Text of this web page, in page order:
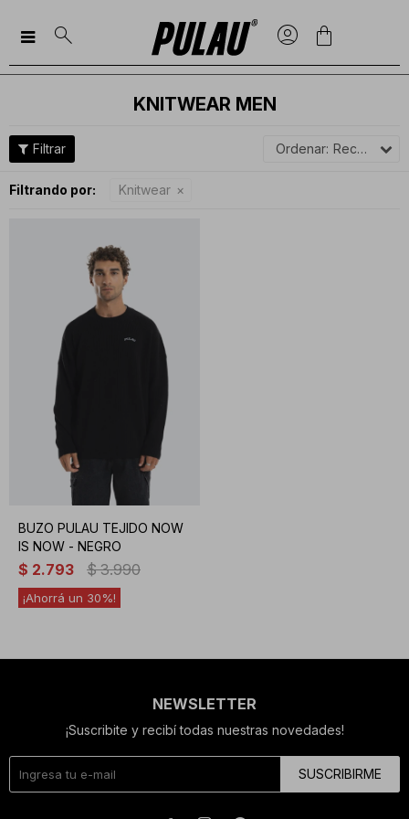

KNITWEAR MEN
Recomendados
Filtrando por: Knitwear
BUZO PULAU TEJIDO NOW
IS NOW - NEGRO
$ 2.793 $ 3.990
30
NEWSLETTER
¡Suscribite y recibí todas nuestras novedades!
SUSCRIBIRME